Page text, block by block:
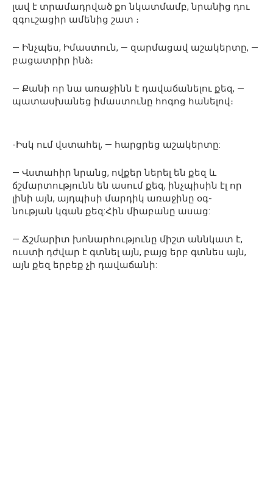
լավ է տրամադրված քո նկատմամբ, նրանից դու
զգուշացիր ամենից շատ ։
— Ինչպես, Իմաստուն, — զարմացավ աշակերտը, —
բացատրիր ինձ։
— Քանի որ նա առաջինն է դավաճանելու քեզ, —
պատասխանեց իմաստունը հոգոց հանելով։
-Իսկ ում վստահել, — հարցրեց աշակերտը:
— Վստահիր նրանց, ովքեր ներել են քեզ և
ճշմարտությունն են ասում քեզ, ինչպիսին էլ որ
լինի այն, այդպիսի մարդիկ առաջինը օգ-
նության կգան քեզ:Հին միաբանը ասաց:
— Ճշմարիտ խոնարհությունը միշտ աննկատ է,
ուստի դժվար է գտնել այն, բայց երբ գտնես այն,
այն քեզ երբեք չի դավաճանի: